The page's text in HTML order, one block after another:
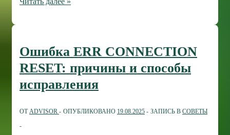
инструкция
для
начинающих
Ошибка ERR CONNECTION
RESET: причины и способы
исправления
ОТADVISOR ОПУБЛИКОВАНО 19.08.2025 ЗАПИСЬ В СОВЕТЫ